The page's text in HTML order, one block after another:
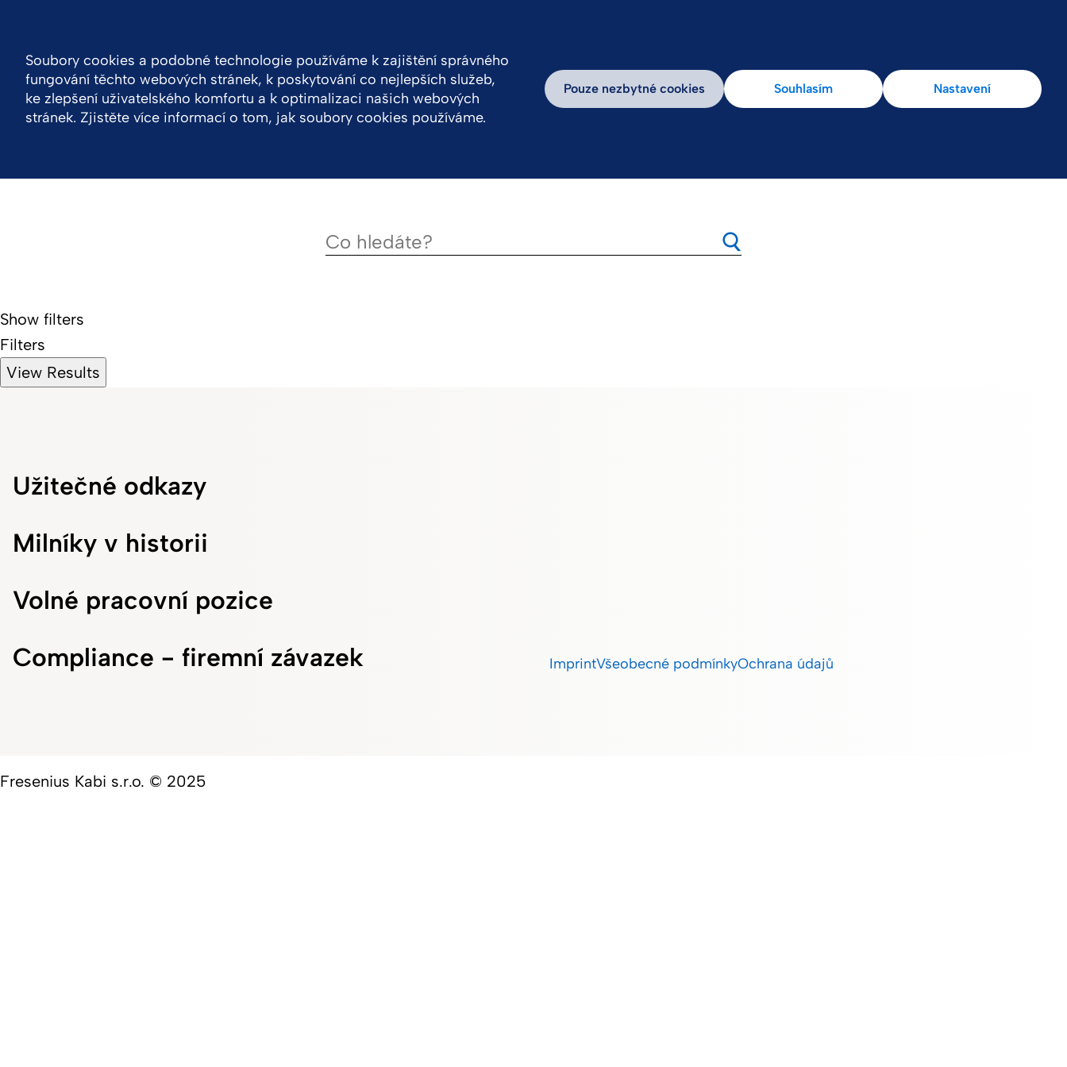
Společnost Naše produkty VPOIS Odpovědnost Kariéra Inspirativní příběhy
Show filters
Filters
View Results
Užitečné odkazy
Milníky v historii
Volné pracovní pozice
Compliance - firemní závazek
ImprintVšeobecné podmínkyOchrana údajů
Fresenius Kabi s.r.o. © 2025
Soubory cookies a podobné technologie používáme k zajištění správného
fungování těchto webových stránek, k poskytování co nejlepších služeb,
ke zlepšení uživatelského komfortu a k optimalizaci našich webových
stránek. Zjistěte více informací o tom, jak soubory cookies používáme.
Pouze nezbytné cookies Souhlasím Nastavení